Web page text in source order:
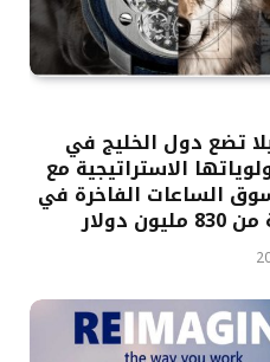
تضع دول الخليج في
الاستراتيجية مع
الساعات الفاخرة في
دولار